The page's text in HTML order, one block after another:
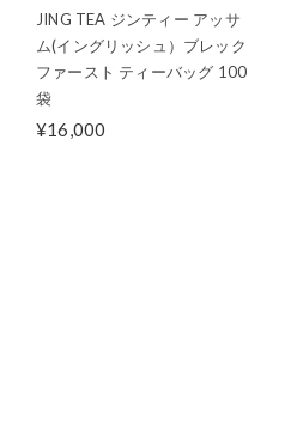
JING TEA ジンティー アッサ
ム(イングリッシュ）ブレック
ファースト ティーバッグ 100
袋
¥16,000